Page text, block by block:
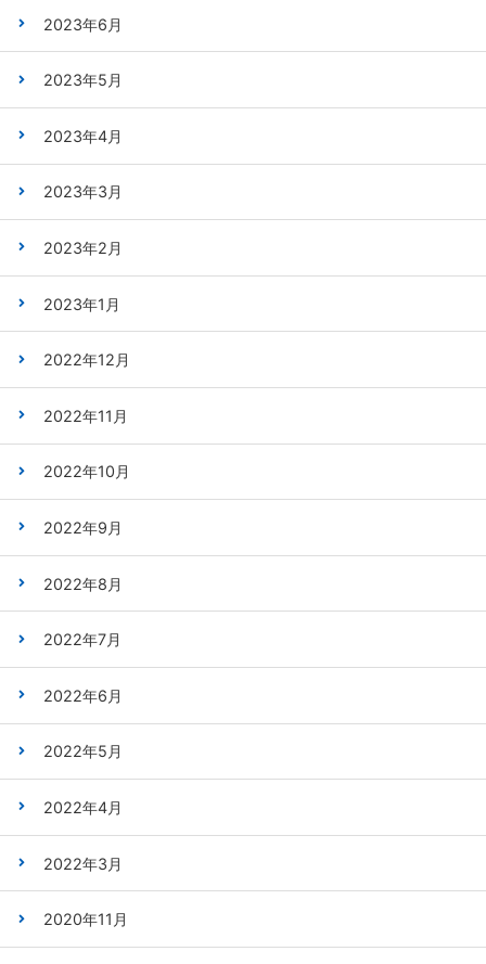
2023年6月
2023年5月
2023年4月
2023年3月
2023年2月
2023年1月
2022年12月
2022年11月
2022年10月
2022年9月
2022年8月
2022年7月
2022年6月
2022年5月
2022年4月
2022年3月
2020年11月